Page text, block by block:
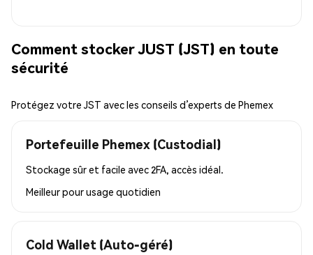
Comment stocker JUST (JST) en toute
sécurité
Protégez votre JST avec les conseils d’experts de Phemex
Portefeuille Phemex (Custodial)
Stockage sûr et facile avec 2FA, accès idéal.
Meilleur pourusage quotidien
Cold Wallet (Auto-géré)